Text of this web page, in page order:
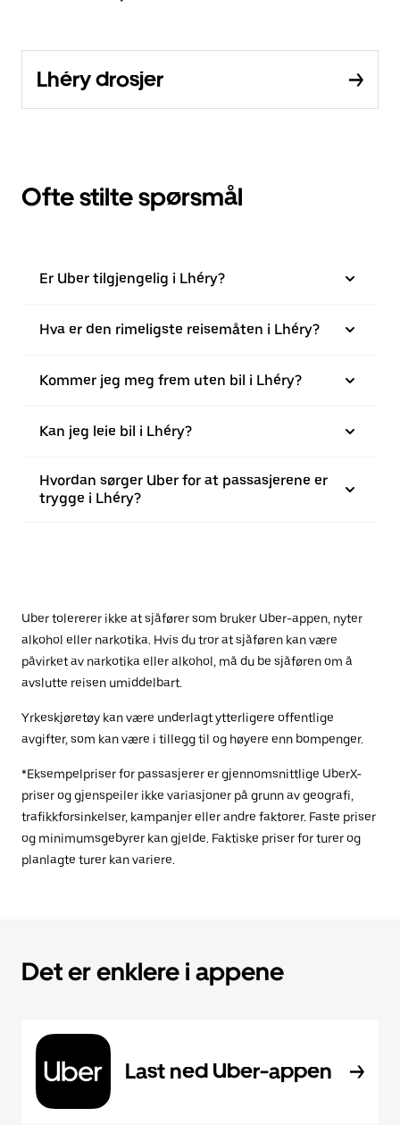
Lhéry drosjer
Ofte stilte spørsmål
Er Uber tilgjengelig i Lhéry?
Hva er den rimeligste reisemåten i Lhéry?
Kommer jeg meg frem uten bil i Lhéry?
Kan jeg leie bil i Lhéry?
Hvordan sørger Uber for at passasjerene er
trygge i Lhéry?
Uber tolererer ikke at sjåfører som bruker Uber-appen, nyter
alkohol eller narkotika. Hvis du tror at sjåføren kan være
påvirket av narkotika eller alkohol, må du be sjåføren om å
avslutte reisen umiddelbart.
Yrkeskjøretøy kan være underlagt ytterligere offentlige
avgifter, som kan være i tillegg til og høyere enn bompenger.
*Eksempelpriser for passasjerer er gjennomsnittlige UberX-
priser og gjenspeiler ikke variasjoner på grunn av geografi,
trafikkforsinkelser, kampanjer eller andre faktorer. Faste priser
og minimumsgebyrer kan gjelde. Faktiske priser for turer og
planlagte turer kan variere.
Det er enklere i appene
Last ned Uber-appen